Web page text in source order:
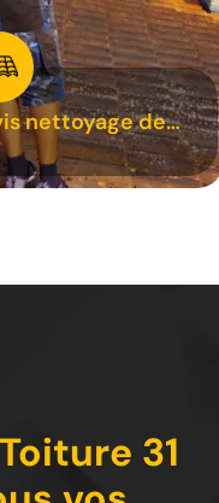
nettoyage de
31
31